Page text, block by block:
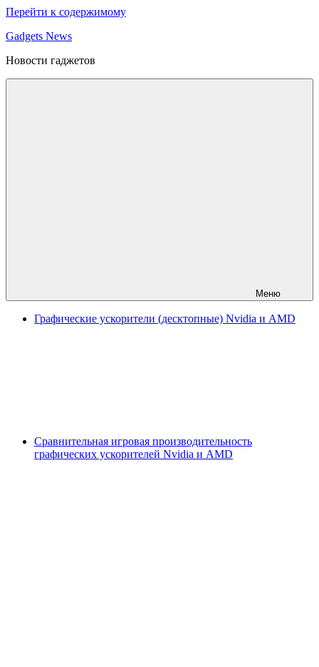
Перейти к содержимому
Gadgets News
Новости гаджетов
Меню
Графические ускорители (десктопные) Nvidia и AMD
Сравнительная игровая производительность
графических ускорителей Nvidia и AMD